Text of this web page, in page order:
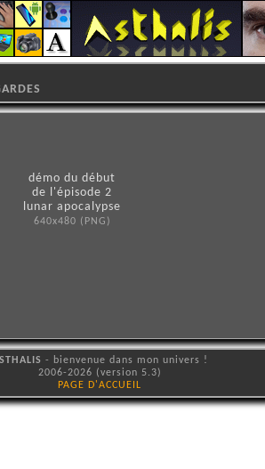
démo du début
de l'épisode 2
lunar apocalypse
640x480 (PNG)
- bienvenue dans mon univers !
2006-2026 (version 5.3)
PAGE D'ACCUEIL